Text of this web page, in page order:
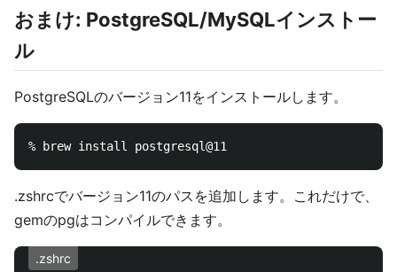
おまけ: PostgreSQL/MySQLインストー
ル
PostgreSQLのバージョン11をインストールします。
.zshrcでバージョン11のパスを追加します。これだけで、
gemのpgはコンパイルできます。
.zshrc